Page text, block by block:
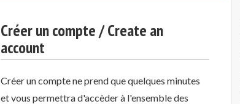
Créer un compte / Create an
account
Créer un compte ne prend que quelques minutes
et vous permettra d'accèder à l'ensemble des